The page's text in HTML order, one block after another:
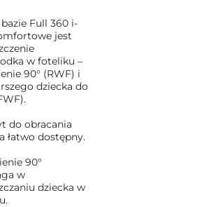
Full 360 i-
jest
w foteliku –
90° (RWF) i
dziecka do
do obracania
łatwo dostępny.
90°
w
dziecka w